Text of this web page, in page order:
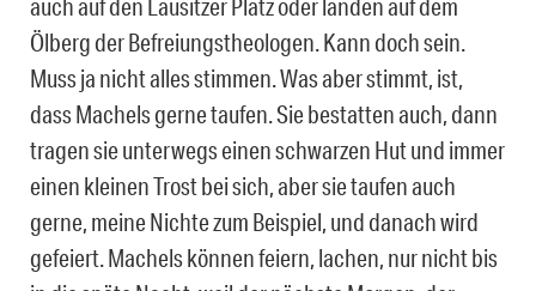
Ölberg der Befreiungstheologen. Kann doch sein.
Muss ja nicht alles stimmen. Was aber stimmt, ist,
dass Machels gerne taufen. Sie bestatten auch, dann
tragen sie unterwegs einen schwarzen Hut und immer
einen kleinen Trost bei sich, aber sie taufen auch
gerne, meine Nichte zum Beispiel, und danach wird
gefeiert. Machels können feiern, lachen, nur nicht bis